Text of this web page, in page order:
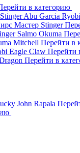
в категорию
StingerAbu Garcia Ryobi
Мастер Stinger
Salmo Okuma
Mitchell Перейти в
Eagle Claw Перейти
Перейти в
John Rapala